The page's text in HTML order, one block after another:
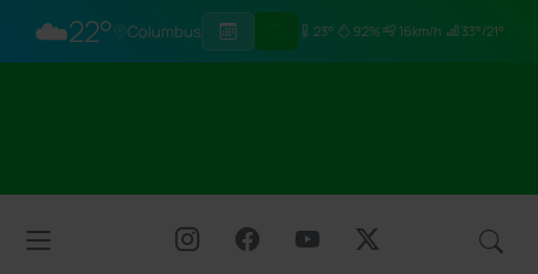
☁️22° Columbus 23° 92% 16km/h 33°/21°